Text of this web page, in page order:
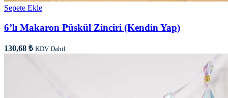
Sepete Ekle
6’lı Makaron Püskül Zinciri (Kendin Yap)
130,68 ₺ KDV Dahil